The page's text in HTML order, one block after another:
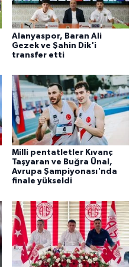
Alanyaspor, Baran Ali
Gezek ve Şahin Dik'i
transfer etti
Milli pentatletler Kıvanç
Taşyaran ve Buğra Ünal,
Avrupa Şampiyonası'nda
finale yükseldi